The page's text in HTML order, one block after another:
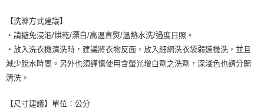
【洗滌方式建議】
・請避免浸泡/烘乾/漂白/高溫直熨/溫熱水洗/過度日照。
・放入洗衣機清洗時，建議將衣物反面，放入細網洗衣袋弱速機洗，並且
減少脫水時間。另外也須謹慎使用含螢光增白劑之洗劑，深淺色也請分開
清洗。
【尺寸建議】單位：公分